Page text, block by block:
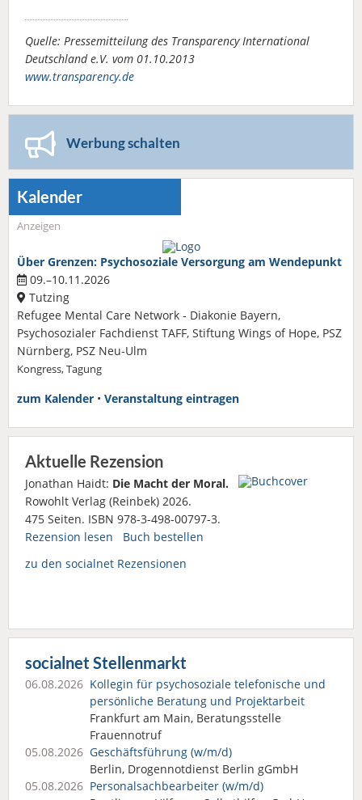
Quelle: Pressemitteilung des Transparency International
Deutschland e.V. vom 01.10.2013
www.transparency.de
Werbung schalten
Kalender
Anzeigen
Über Grenzen: Psychosoziale Versorgung am Wendepunkt
09.–10.11.2026
Tutzing
Refugee Mental Care Network - Diakonie Bayern,
Psychosozialer Fachdienst TAFF, Stiftung Wings of Hope, PSZ
Nürnberg, PSZ Neu-Ulm
Kongress, Tagung
zum Kalender • Veranstaltung eintragen
Aktuelle Rezension
Jonathan Haidt: Die Macht der Moral.
Rowohlt Verlag (Reinbek) 2026.
475 Seiten. ISBN 978-3-498-00797-3.
Rezension lesen
Buch bestellen
zu den socialnet Rezensionen
socialnet Stellenmarkt
06.08.2026 Kollegin für psychosoziale telefonische und
persönliche Beratung und Projektarbeit
Frankfurt am Main, Beratungsstelle
Frauennotruf
05.08.2026 Geschäftsführung (w/m/d)
Berlin, Drogennotdienst Berlin gGmbH
05.08.2026 Personalsach­bearbeiter (w/m/d)